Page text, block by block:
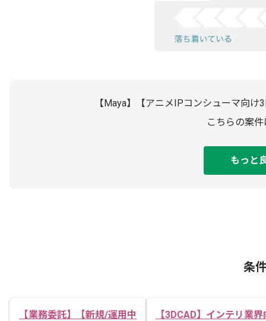
【Maya】【アニメIPコンシューマ向
こちらの案
もっと
条
【業務委託】【新規/運用中
【3DCAD】インテリ業界